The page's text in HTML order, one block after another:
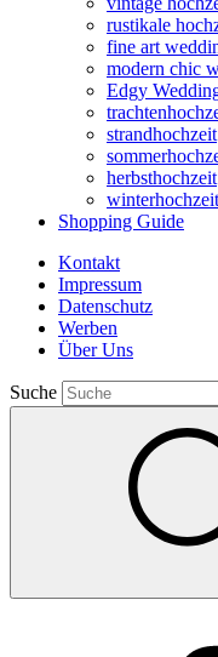
rustikale
fine art
modern chic
Edgy
strandhochzeit
herbsthochzeit
winterhochzeit
Shopping Guide
Kontakt
Impressum
Datenschutz
Werben
Über Uns
Suche